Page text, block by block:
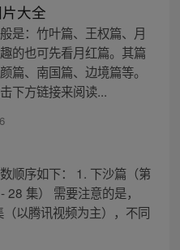
大全
是：竹叶篇、王权篇、月
的也可先看月红篇。其篇
篇、南国篇、边境篇等。
下方链接来阅读...
顺序如下： 1. 下沙篇（第
集） 需要注意的是，
以腾讯视频为主），不同